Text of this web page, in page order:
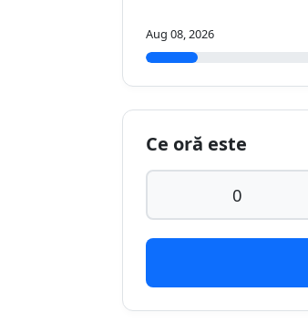
Aug 08, 2026
Ce oră este